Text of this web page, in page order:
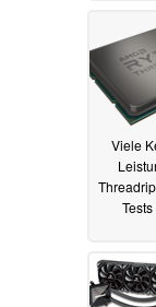
Viele
Tests